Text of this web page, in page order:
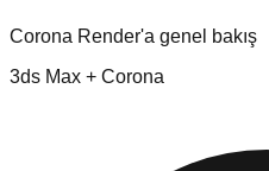
Corona Render'a genel bakış
3ds Max + Corona